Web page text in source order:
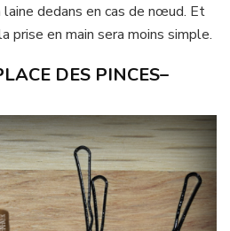
dedans en cas de nœud. Et
prise en main sera moins simple.
DES PINCES–